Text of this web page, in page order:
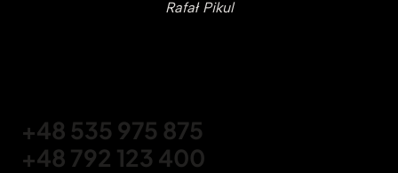
Rafał Pikul
+48 535 975 875
+48 792 123 400